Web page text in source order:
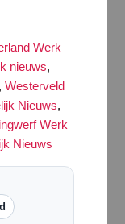
Werk
nieuws,
, Westerveld
Nieuws,
Werk
Nieuws